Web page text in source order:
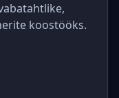
koostööks.